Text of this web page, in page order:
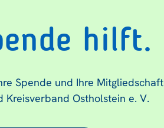
hilft.
Spende und Ihre Mitgliedschaft
Kreisverband Ostholstein e. V.